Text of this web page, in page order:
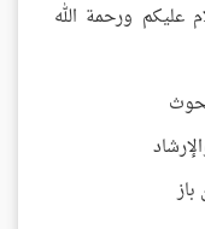
عليكم ورحمة الله
باز